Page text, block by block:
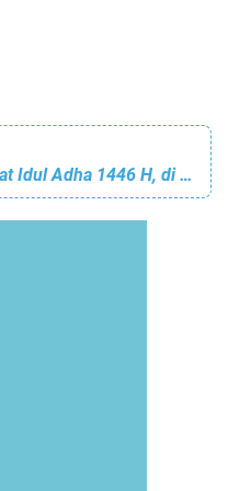
Pelindo Regional 4 Gelar Sholat Idul Adha 1446 H, di Area Pelabuhan